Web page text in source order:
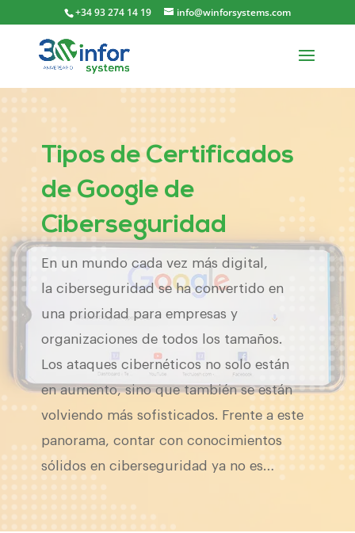
+34 93 274 14 19 info@winforsystems.com
Tipos de Certificados
de Google de
Ciberseguridad
En un mundo cada vez más digital,
la ciberseguridad se ha convertido en
una prioridad para empresas y
organizaciones de todos los tamaños.
Los ataques cibernéticos no solo están
en aumento, sino que también se están
volviendo más sofisticados. Frente a este
panorama, contar con conocimientos
sólidos en ciberseguridad ya no es…